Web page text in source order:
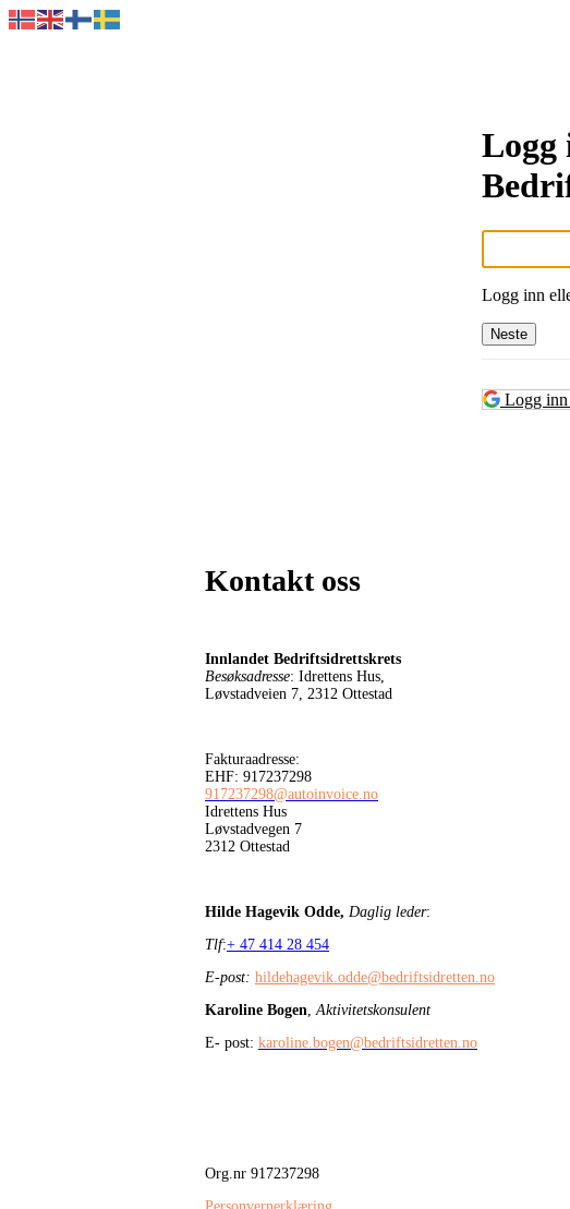
Logg
Logg inn
Neste
Logg inn
Kontakt oss
Innlandet Bedriftsidrettskrets
Besøksadresse: Idrettens Hus,
Løvstadveien 7, 2312 Ottestad
Fakturaadresse:
EHF: 917237298
917237298@autoinvoice.no
Idrettens Hus
Løvstadvegen 7
2312 Ottestad
Hilde Hagevik Odde, Daglig leder:
Tlf:+ 47 414 28 454
E-post: hildehagevik.odde@bedriftsidretten.no
Karoline Bogen,Aktivitetskonsulent
E- post: karoline.bogen@bedriftsidretten.no
Org.nr 917237298